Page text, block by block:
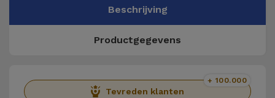
Beschrijving
Productgegevens
Tevreden klanten
+ 100.000